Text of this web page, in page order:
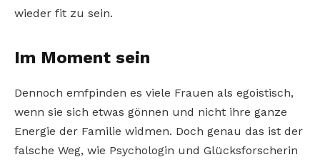
wieder fit zu sein.
Im Moment sein
Dennoch emfpinden es viele Frauen als egoistisch,
wenn sie sich etwas gönnen und nicht ihre ganze
Energie der Familie widmen. Doch genau das ist der
falsche Weg, wie Psychologin und Glücksforscherin